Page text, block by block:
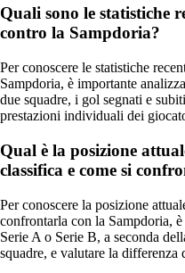
Quali sono le statistiche
contro la Sampdoria?
Per conoscere le statistiche
Sampdoria, è importante
due squadre, i gol segnati e
prestazioni individuali dei
Qual è la posizione
classifica e come si
Per conoscere la posizione
confrontarla con la Sampdoria,
Serie A o Serie B, a seconda
squadre, e valutare la